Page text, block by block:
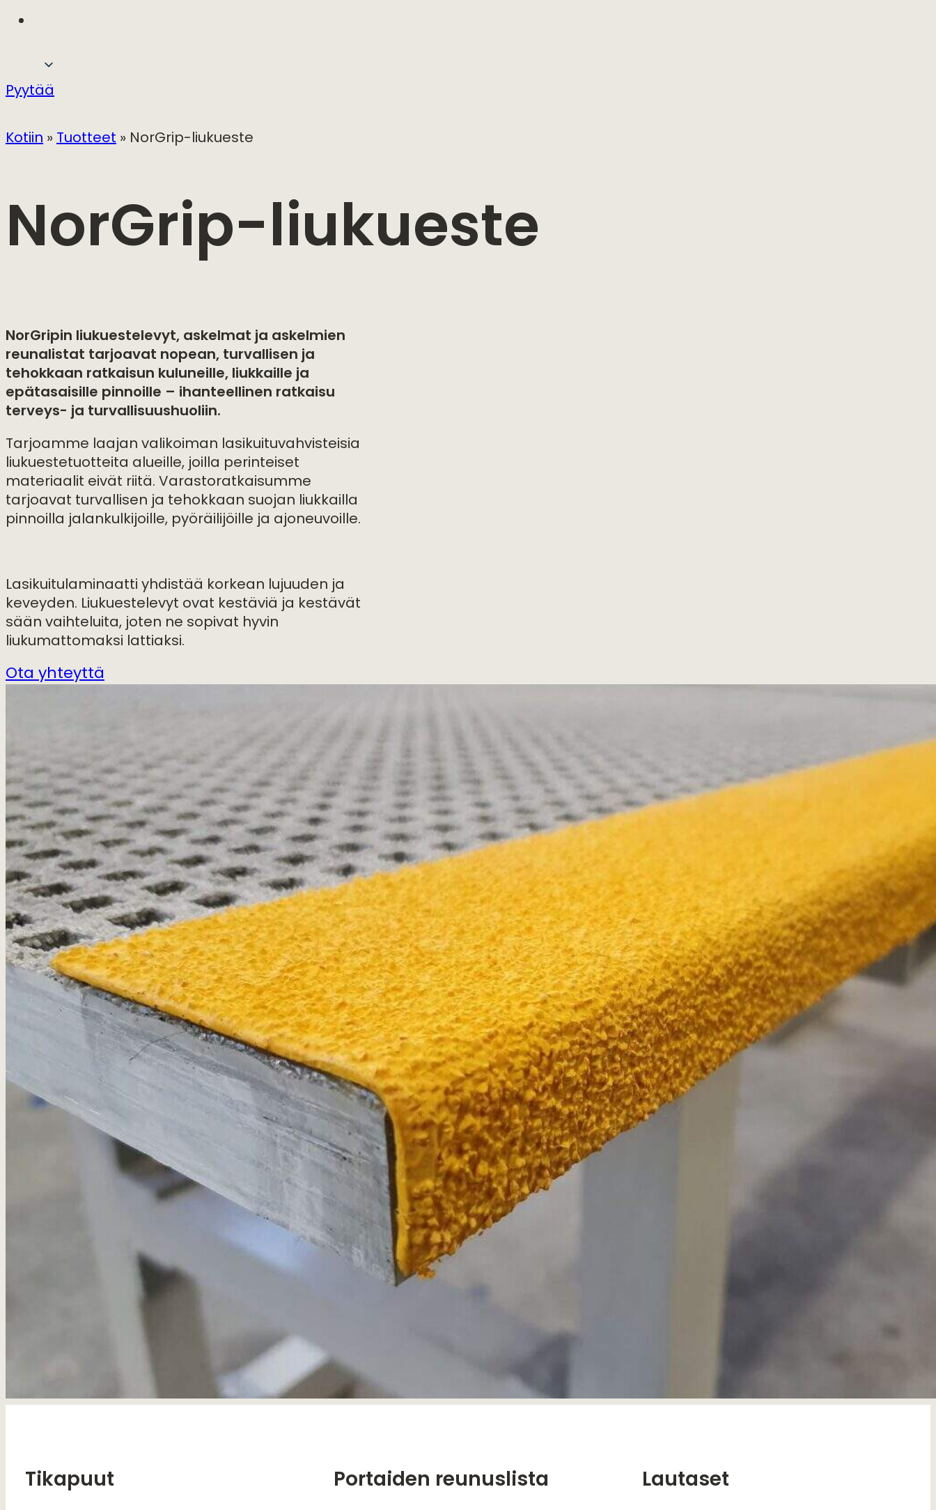
Pyytää
Kotiin»Tuotteet» NorGrip-liukueste
NorGrip-liukueste
NorGripin liukuestelevyt, askelmat ja askelmien
reunalistat tarjoavat nopean, turvallisen ja
tehokkaan ratkaisun kuluneille, liukkaille ja
epätasaisille pinnoille – ihanteellinen ratkaisu
terveys- ja turvallisuushuoliin.
Tarjoamme laajan valikoiman lasikuituvahvisteisia
liukuestetuotteita alueille, joilla perinteiset
materiaalit eivät riitä. Varastoratkaisumme
tarjoavat turvallisen ja tehokkaan suojan liukkailla
pinnoilla jalankulkijoille, pyöräilijöille ja ajoneuvoille.
Lasikuitulaminaatti yhdistää korkean lujuuden ja
keveyden. Liukuestelevyt ovat kestäviä ja kestävät
sään vaihteluita, joten ne sopivat hyvin
liukumattomaksi lattiaksi.
Ota yhteyttä
Tikapuut Portaiden reunuslista Lautaset